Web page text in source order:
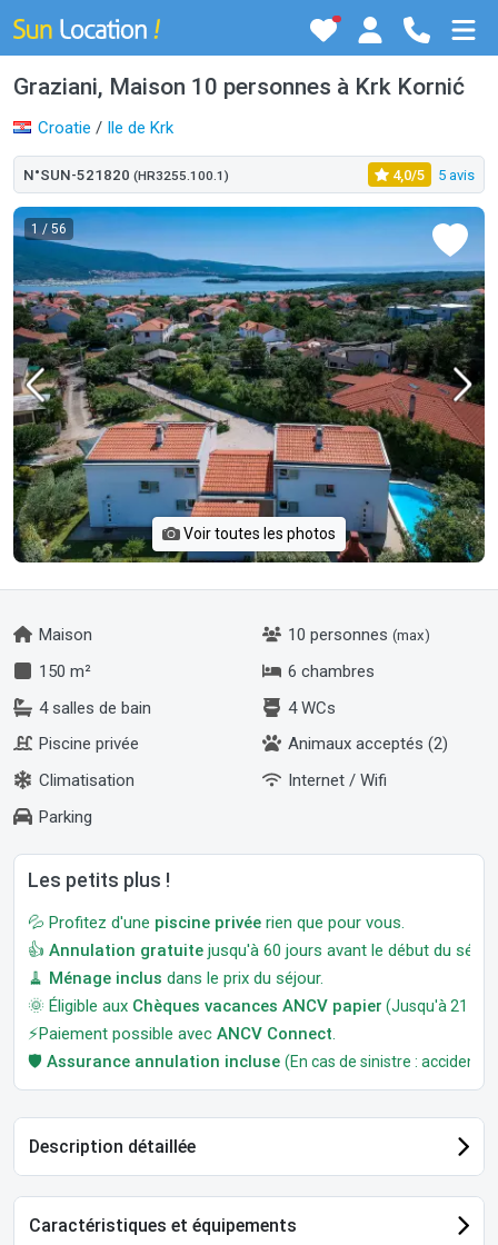
Graziani, Maison 10 personnes à Krk Kornić
Croatie / Ile de Krk
N°SUN-521820 (HR3255.100.1) 4,0/5 5 avis
1/ 56
Voir toutes les photos
Maison 10 personnes (max)
150 m²
6 chambres
4 salles de bain
4 WCs
Piscine privée
Animaux acceptés (2)
Climatisation
Internet / Wifi
Parking
Les petits plus !
💦 Profitez d'une piscine privée rien que pour vous.
👍 Annulation gratuite jusqu'à 60 jours avant le début du
🧹 Ménage inclus dans le prix du séjour.
🌞 Éligible aux Chèques vacances ANCV papier (Jusqu'à 21
⚡Paiement possible avec ANCV Connect
🛡️ Assurance annulation incluse (En cas de sinistre : accident,
Description détaillée
Caractéristiques et équipements